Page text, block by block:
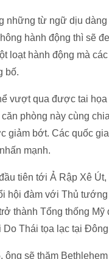
những từ ngữ dịu
hành động thì sẽ
loạt hành động mà
bố.
vượt qua được tai
phòng này cùng
giảm bớt. Các quốc
mạnh.
tiên tới Ả Rập Xê
hội đàm với Thủ
thành Tổng thống
Thái tọa lạc tại
ông sẽ thăm